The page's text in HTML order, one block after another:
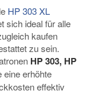
HP 303 XL
sich ideal für alle
kaufen
zu sein.
HP 303, HP
eine erhöhte
effektiv